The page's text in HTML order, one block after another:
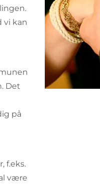
vi kan
Det
på
f.eks.
være